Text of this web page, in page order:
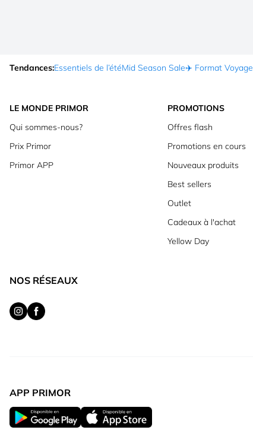
Tendances:Essentiels de l’étéMid Season Sale✈️ Format Voyage
LE MONDE PRIMOR
Qui sommes-nous?
Prix Primor
Primor APP
PROMOTIONS
Offres flash
Promotions en cours
Nouveaux produits
Best sellers
Outlet
Cadeaux à l'achat
Yellow Day
NOS RÉSEAUX
APP PRIMOR